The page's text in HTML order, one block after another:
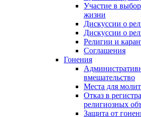
Участие в
жизни
Дискуссии о
Дискуссии о
Религии и
Соглашения
Гонения
вмешательство
Места для
Отказ в
религиозных
Защита от